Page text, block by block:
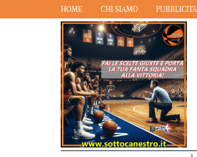
HOME CHI SIAMO PUBBLICITÀ